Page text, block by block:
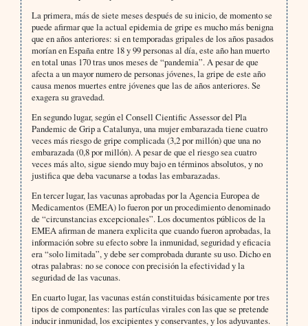
La primera, más de siete meses después de su inicio, de momento se
puede afirmar que la actual epidemia de gripe es mucho más benigna
que en años anteriores: si en temporadas gripales de los años pasados
morían en España entre 18 y 99 personas al día, este año han muerto
en total unas 170 tras unos meses de “pandemia”. A pesar de que
afecta a un mayor numero de personas jóvenes, la gripe de este año
causa menos muertes entre jóvenes que las de años anteriores. Se
exagera su gravedad.
En segundo lugar, según el Consell Cientific Assessor del Pla
Pandemic de Grip a Catalunya, una mujer embarazada tiene cuatro
veces más riesgo de gripe complicada (3,2 por millón) que una no
embarazada (0,8 por millón). A pesar de que el riesgo sea cuatro
veces más alto, sigue siendo muy bajo en términos absolutos, y no
justifica que deba vacunarse a todas las embarazadas.
En tercer lugar, las vacunas aprobadas por la Agencia Europea de
Medicamentos (EMEA) lo fueron por un procedimiento denominado
de “circunstancias excepcionales”. Los documentos públicos de la
EMEA afirman de manera explicita que cuando fueron aprobadas, la
información sobre su efecto sobre la inmunidad, seguridad y eficacia
era “solo limitada”, y debe ser comprobada durante su uso. Dicho en
otras palabras: no se conoce con precisión la efectividad y la
seguridad de las vacunas.
En cuarto lugar, las vacunas están constituidas básicamente por tres
tipos de componentes: las partículas virales con las que se pretende
inducir inmunidad, los excipientes y conservantes, y los adyuvantes.